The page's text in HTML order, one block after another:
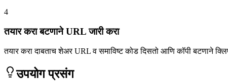
4
तयार करा बटणाने URL जारी करा
तयार करा दाबताच शेअर URL व समाविष्ट कोड दिसतो आणि कॉपी बटणाने
उपयोग प्रसंग